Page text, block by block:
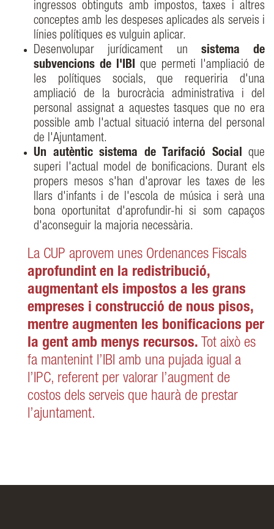
ingressos obtinguts amb impostos, taxes i altres
conceptes amb les despeses aplicades als serveis i
línies polítiques es vulguin aplicar.
Desenvolupar jurídicament un sistema de
subvencions de l'IBI que permeti l'ampliació de
les polítiques socials, que requeriria d'una
ampliació de la burocràcia administrativa i del
personal assignat a aquestes tasques que no era
possible amb l'actual situació interna del personal
de l'Ajuntament.
Un autèntic sistema de Tarifació Social que
superi l'actual model de bonificacions. Durant els
propers mesos s'han d'aprovar les taxes de les
llars d'infants i de l'escola de música i serà una
bona oportunitat d'aprofundir-hi si som capaços
d'aconseguir la majoria necessària.
La CUP aprovem unes Ordenances Fiscals
aprofundint en la redistribució,
augmentant els impostos a les grans
empreses i construcció de nous pisos,
mentre augmenten les bonificacions per
la gent amb menys recursos. Tot això es
fa mantenint l’IBI amb una pujada igual a
l’IPC, referent per valorar l’augment de
costos dels serveis que haurà de prestar
l’ajuntament.